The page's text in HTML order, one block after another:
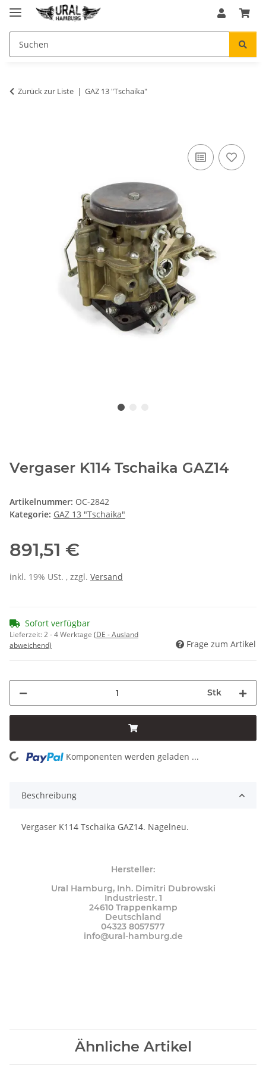
Zurück zur Liste GAZ 13 "Tschaika"
Vergaser K114 Tschaika GAZ14
Artikelnummer: OC-2842
Kategorie: GAZ 13 "Tschaika"
891,51 €
inkl. 19% USt. , zzgl. Versand
Sofort verfügbar
Lieferzeit:2 - 4 Werktage (DE - Ausland
abweichend)
Frage zum Artikel
Stk
Loading... Komponenten werden geladen ...
Beschreibung
Vergaser K114 Tschaika GAZ14. Nagelneu.
Hersteller:
Ural Hamburg, Inh. Dimitri Dubrowski
Industriestr. 1
24610 Trappenkamp
Deutschland
04323 8057577
info@ural-hamburg.de
Ähnliche Artikel